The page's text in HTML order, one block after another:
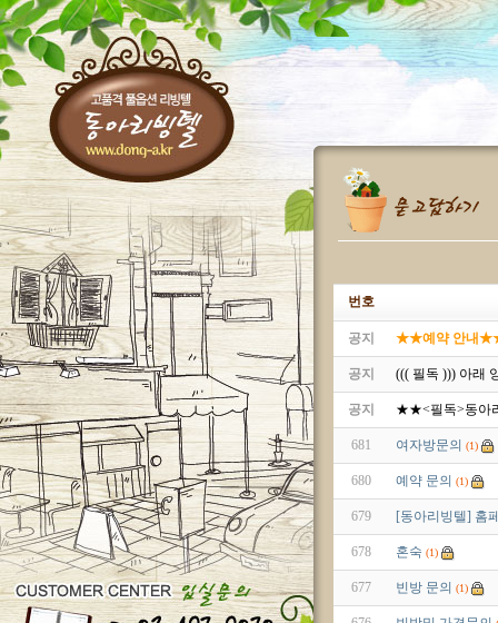
번호
공지 ★★예약 안내
공지 ((( 필독 ))) 아래
공지 ★★<필독>동아
681 여자방문의 (1)
680 예약 문의 (1)
679 [동아리빙텔] 홈
678 혼숙 (1)
677 빈방 문의 (1)